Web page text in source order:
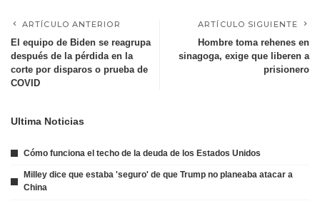
ARTÍCULO ANTERIOR
El equipo de Biden se reagrupa
después de la pérdida en la
corte por disparos o prueba de
COVID
ARTÍCULO SIGUIENTE
Hombre toma rehenes en
sinagoga, exige que liberen a
prisionero
Ultima Noticias
Cómo funciona el techo de la deuda de los Estados Unidos
Milley dice que estaba 'seguro' de que Trump no planeaba atacar a
China